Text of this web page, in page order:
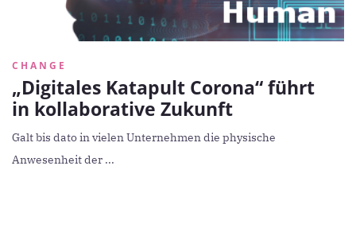
CHANGE
„Digitales Katapult Corona“ führt
in kollaborative Zukunft
Galt bis dato in vielen Unternehmen die physische
Anwesenheit der ...